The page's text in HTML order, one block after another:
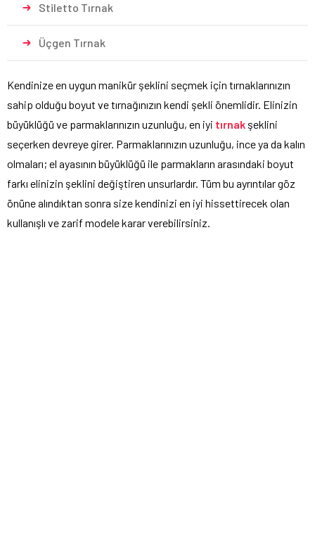
Stiletto Tırnak
Üçgen Tırnak
Kendinize en uygun manikür şeklini seçmek için tırnaklarınızın
sahip olduğu boyut ve tırnağınızın kendi şekli önemlidir. Elinizin
büyüklüğü ve parmaklarınızın uzunluğu, en iyi tırnak şeklini
seçerken devreye girer. Parmaklarınızın uzunluğu, ince ya da kalın
olmaları; el ayasının büyüklüğü ile parmakların arasındaki boyut
farkı elinizin şeklini değiştiren unsurlardır. Tüm bu ayrıntılar göz
önüne alındıktan sonra size kendinizi en iyi hissettirecek olan
kullanışlı ve zarif modele karar verebilirsiniz.